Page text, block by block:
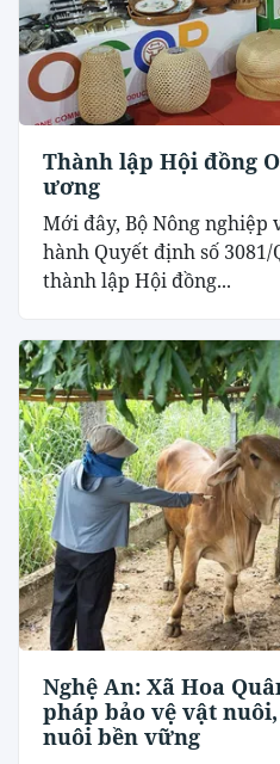
Thành lập Hội đồng
ương
Mới đây, Bộ Nông
hành Quyết định số
thành lập Hội đồng...
Nghệ An: Xã Hoa
pháp bảo vệ vật
nuôi bền vững